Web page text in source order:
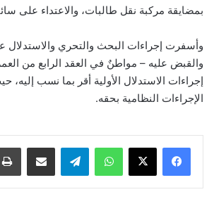
بمضايقة مركبة نقل طالبات، والاعتداء على
وأسفرت إجراءات البحث والتحري والاستدلال
والقبض عليه – مواطنٌ في العقد الرابع من
إجراءات الاستدلال الأولية أقر بما نسب إليه،
الإجراءات النظامية بحقه.
واتساب تيلقرام مشاركة عبر البريد